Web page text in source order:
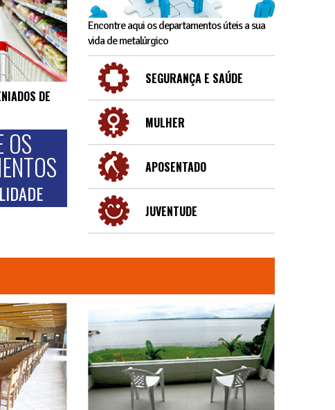
DE
OS
Encontre aqui os departamentos úteis a sua
vida de metalúrgico
SEGURANÇA E SAÚDE
MULHER
APOSENTADO
JUVENTUDE